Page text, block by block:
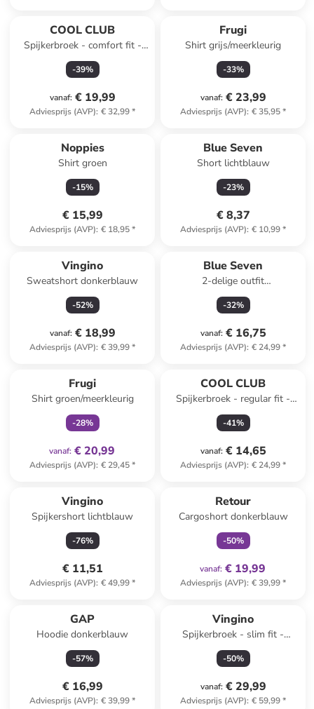
COOL CLUB
Spijkerbroek - comfort fit -
lichtblauw
-39%
vanaf: € 19,99
Adviesprijs (AVP): € 32,99*
Frugi
Shirt grijs/meerkleurig
-33%
vanaf: € 23,99
Adviesprijs (AVP): € 35,95*
Noppies
Shirt groen
-15%
€ 15,99
Adviesprijs (AVP): € 18,95*
Blue Seven
Short lichtblauw
-23%
€ 8,37
Adviesprijs (AVP): € 10,99*
Vingino
Sweatshort donkerblauw
-52%
vanaf: € 18,99
Adviesprijs (AVP): € 39,99*
Blue Seven
2-delige outfit
lichtblauw/oranje
-32%
vanaf: € 16,75
Adviesprijs (AVP): € 24,99*
Frugi
Shirt groen/meerkleurig
-28%
vanaf: € 20,99
Adviesprijs (AVP): € 29,45*
COOL CLUB
Spijkerbroek - regular fit -
blauw
-41%
vanaf: € 14,65
Adviesprijs (AVP): € 24,99*
Vingino
Spijkershort lichtblauw
-76%
€ 11,51
Adviesprijs (AVP): € 49,99*
Retour
Cargoshort donkerblauw
-50%
vanaf: € 19,99
Adviesprijs (AVP): € 39,99*
GAP
Hoodie donkerblauw
-57%
€ 16,99
Adviesprijs (AVP): € 39,99*
Vingino
Spijkerbroek - slim fit -
lichtblauw
-50%
vanaf: € 29,99
Adviesprijs (AVP): € 59,99*